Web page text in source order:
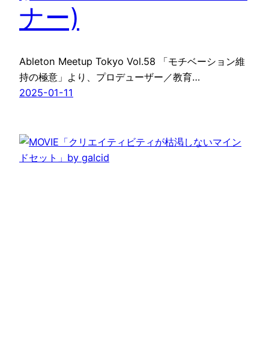
ナー)
Ableton Meetup Tokyo Vol.58 「モチベーション維
持の極意」より、プロデューザー／教育…
2025-01-11